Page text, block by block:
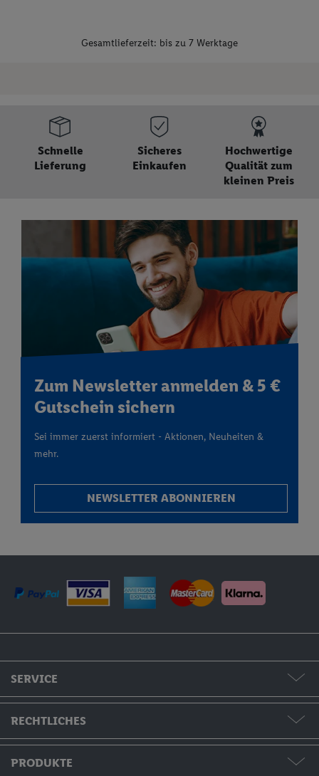
Gesamtlieferzeit: bis zu 7 Werktage
Schnelle
Lieferung
Sicheres
Einkaufen
Hochwertige
Qualität zum
kleinen Preis
Zum Newsletter anmelden & 5 €
Gutschein sichern
Sei immer zuerst informiert - Aktionen, Neuheiten &
mehr.
NEWSLETTER ABONNIEREN
SERVICE
Hilfe & Kontakt
RECHTLICHES
PRODUKTE